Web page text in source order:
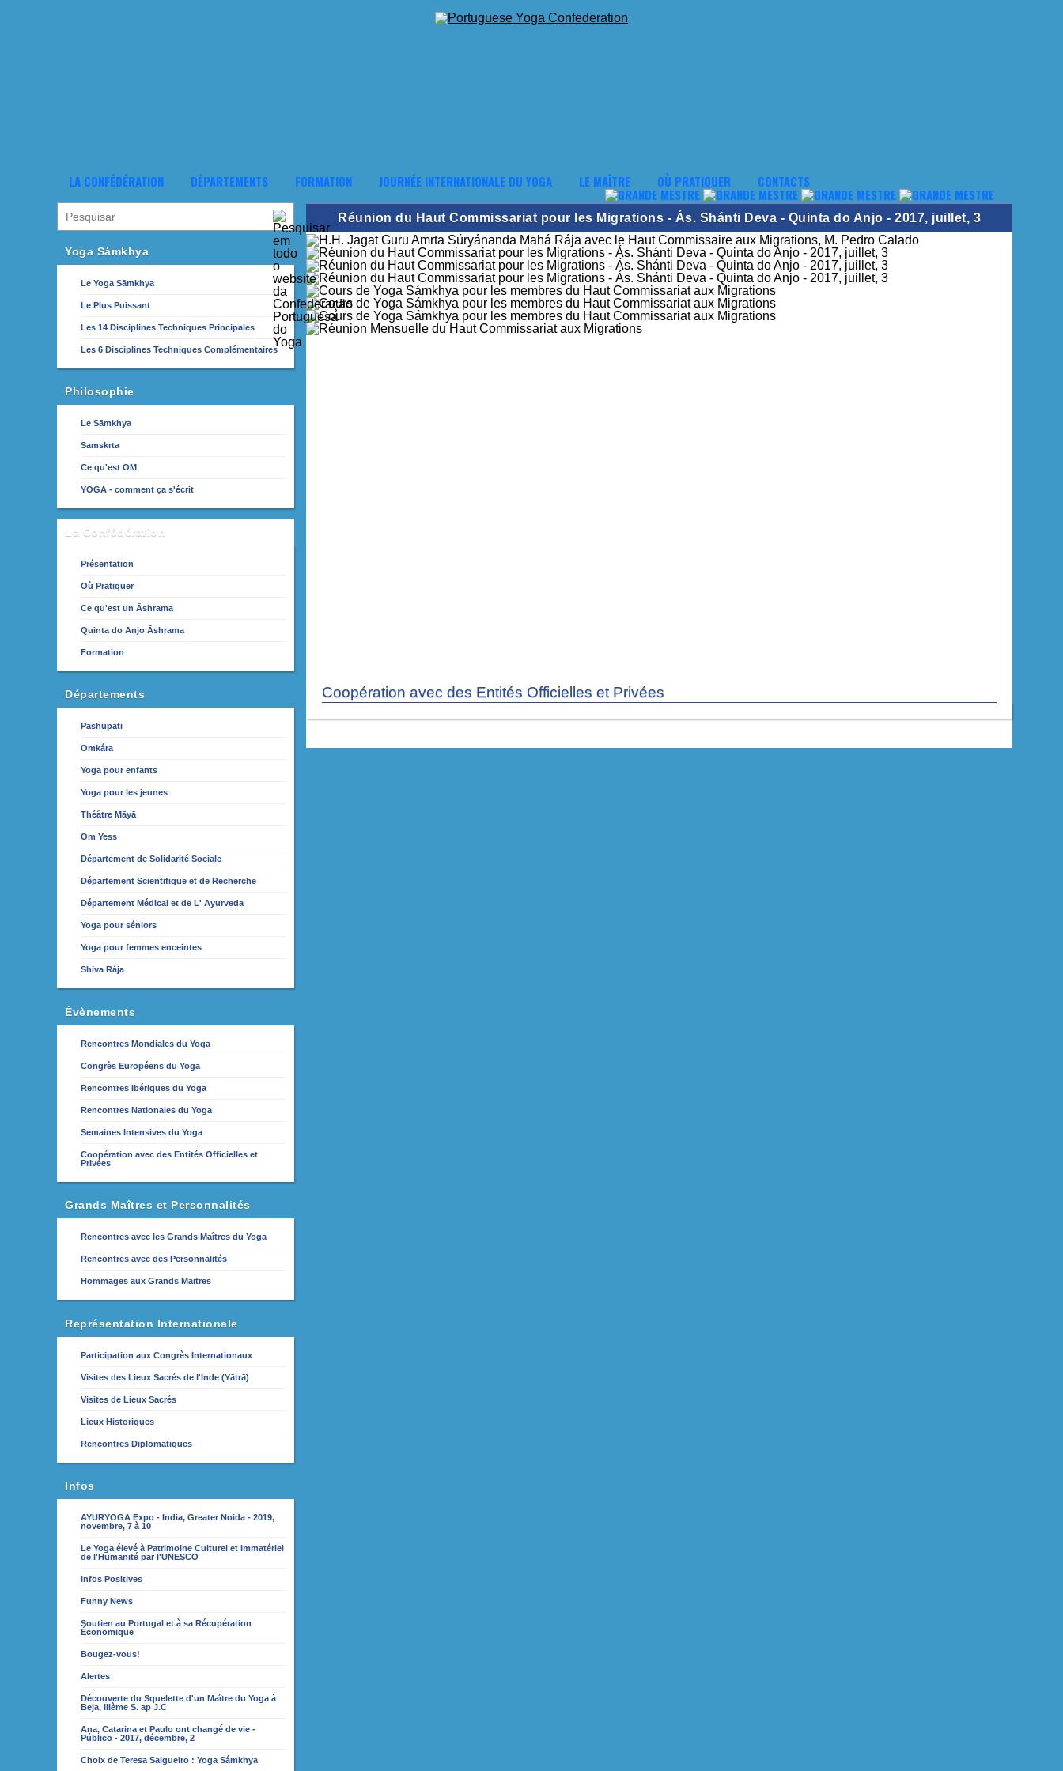
LA CONFÉDÉRATION DÉPARTEMENTS FORMATION JOURNÉE INTERNATIONALE DU YOGA LE MAÎTRE OÙ PRATIQUER CONTACTS
Yoga Sámkhya
Le Yoga Sāmkhya
Le Plus Puissant
Les 14 Disciplines Techniques Principales
Les 6 Disciplines Techniques Complémentaires
Philosophie
Le Sāmkhya
Samskrta
Ce qu'est OM
YOGA - comment ça s'écrit
La Confédération
Présentation
Où Pratiquer
Ce qu'est un Āshrama
Quinta do Anjo Āshrama
Formation
Départements
Pashupati
Omkára
Yoga pour enfants
Yoga pour les jeunes
Théâtre Māyā
Om Yess
Département de Solidarité Sociale
Département Scientifique et de Recherche
Département Médical et de L' Ayurveda
Yoga pour séniors
Yoga pour femmes enceintes
Shiva Rája
Évènements
Rencontres Mondiales du Yoga
Congrès Européens du Yoga
Rencontres Ibériques du Yoga
Rencontres Nationales du Yoga
Semaines Intensives du Yoga
Coopération avec des Entités Officielles et
Privées
Grands Maîtres et Personnalités
Rencontres avec les Grands Maîtres du Yoga
Rencontres avec des Personnalités
Hommages aux Grands Maitres
Représentation Internationale
Participation aux Congrès Internationaux
Visites des Lieux Sacrés de l'Inde (Yātrā)
Visites de Lieux Sacrés
Lieux Historiques
Rencontres Diplomatiques
Infos
AYURYOGA Expo - India, Greater Noida - 2019,
novembre, 7 à 10
Le Yoga élevé à Patrimoine Culturel et Immatériel
de l'Humanité par l'UNESCO
Infos Positives
Funny News
Soutien au Portugal et à sa Récupération
Économique
Bougez-vous!
Alertes
Découverte du Squelette d'un Maître du Yoga à
Beja, IIIème S. ap J.C
Ana, Catarina et Paulo ont changé de vie -
Público - 2017, décembre, 2
Choix de Teresa Salgueiro : Yoga Sámkhya
Réunion du Haut Commissariat pour les Migrations - Ás. Shánti Deva - Quinta do Anjo - 2017, juillet, 3
Coopération avec des Entités Officielles et Privées